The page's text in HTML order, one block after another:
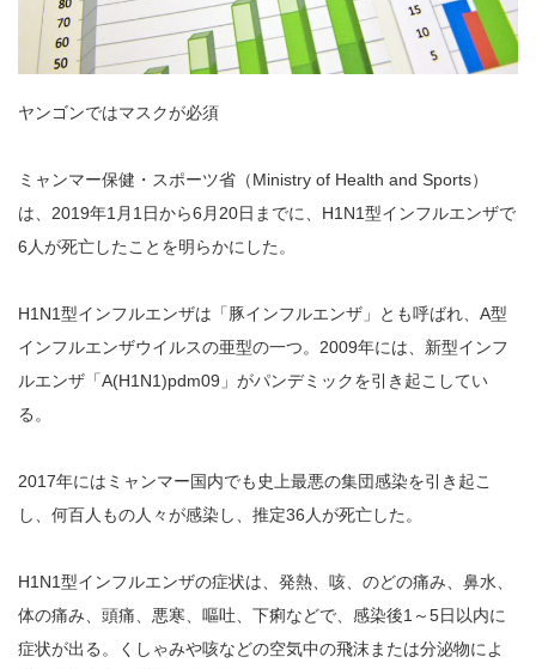
ヤンゴンではマスクが必須
ミャンマー保健・スポーツ省（Ministry of Health and Sports）
は、2019年1月1日から6月20日までに、H1N1型インフルエンザで
6人が死亡したことを明らかにした。
H1N1型インフルエンザは「豚インフルエンザ」とも呼ばれ、A型
インフルエンザウイルスの亜型の一つ。2009年には、新型インフ
ルエンザ「A(H1N1)pdm09」がパンデミックを引き起こしてい
る。
2017年にはミャンマー国内でも史上最悪の集団感染を引き起こ
し、何百人もの人々が感染し、推定36人が死亡した。
H1N1型インフルエンザの症状は、発熱、咳、のどの痛み、鼻水、
体の痛み、頭痛、悪寒、嘔吐、下痢などで、感染後1～5日以内に
症状が出る。くしゃみや咳などの空気中の飛沫または分泌物によ